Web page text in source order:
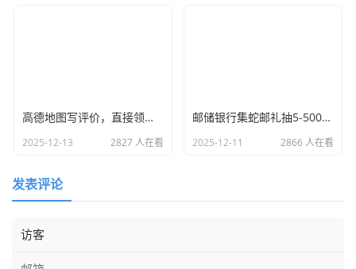
高德地图写评价，直接领取15元话费
2025-12-13 2827 人在看
邮储银行集蛇邮礼抽5-500元支付宝红包，1月8日瓜分抽奖
2025-12-11 2866 人在看
发表评论